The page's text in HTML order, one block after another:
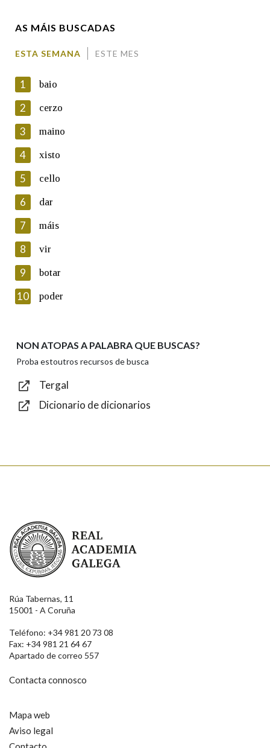
En cumprimento da normativa vixente en materia de
Protección de Datos de Carácter Persoal, a Real Academia
Galega informa a aqueles usuarios que faciliten o seu correo
electrónico, así como calquera outra información de carácter
persoal, que estes datos serán obxecto de tratamento
automatizado de carácter confidencial e incorporados aos seus
ficheiros informáticos. Así mesmo, os usuarios poderán exercer o
seu dereito de acceso, rectificación, oposición e cancelación dos
seus datos poñéndose en contacto connosco.
Lin e acepto as condicións da política de
Introduce o código que aparece na imaxe:
Texto de verificación
AS MÁIS BUSCADAS
ESTA SEMANA ESTE MES
1 baio
2 cerzo
3 maino
4 xisto
5 cello
6 dar
7 máis
8 vir
9 botar
10 poder
NON ATOPAS A PALABRA QUE BUSCAS?
Proba estoutros recursos de busca
Tergal
Dicionario de dicionarios
Real Academia Galega
Rúa Tabernas, 11
15001 - A Coruña
Teléfono: +34 981 20 73 08
Fax: +34 981 21 64 67
Apartado de correo 557
Contacta connosco
Mapa web
Aviso legal